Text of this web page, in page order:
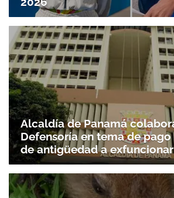
Alcaldía de Panamá
Defensoría en tema de
de antigüedad a